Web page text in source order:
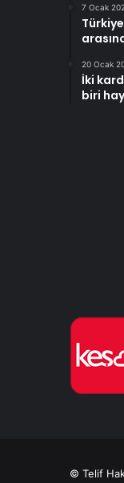
7 Ocak
20 Ocak
İki
biri
© Telif